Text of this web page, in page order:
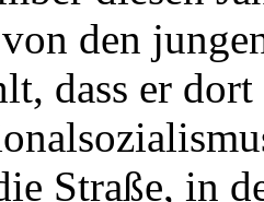
den
dass er
Straße, in